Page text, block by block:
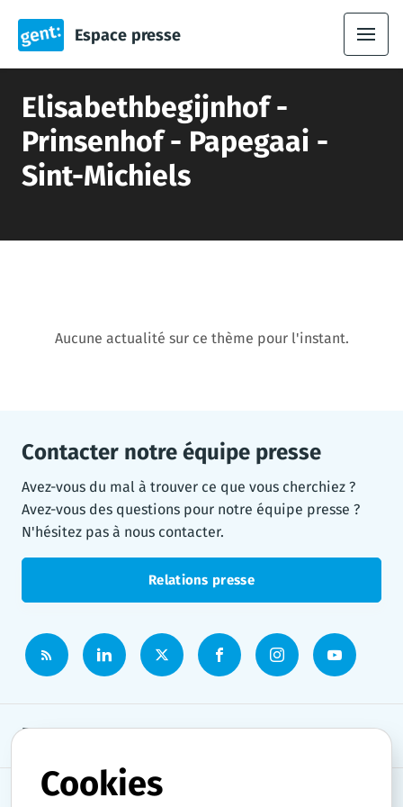
Espace presse
Elisabethbegijnhof -
Prinsenhof - Papegaai -
Sint-Michiels
Aucune actualité sur ce thème pour l'instant.
Contacter notre équipe presse
Avez-vous du mal à trouver ce que vous cherchiez ?
Avez-vous des questions pour notre équipe presse ?
N'hésitez pas à nous contacter.
Relations presse
Espace presse
Thèmes
Cookies